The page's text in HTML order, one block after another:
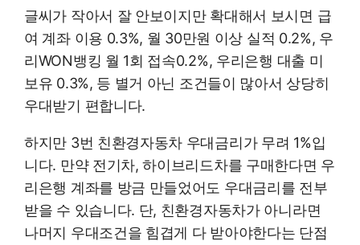
글씨가 작아서 잘 안보이지만 확대해서 보시면 급
여 계좌 이용 0.3%, 월 30만원 이상 실적 0.2%, 우
리WON뱅킹 월 1회 접속0.2%, 우리은행 대출 미
보유 0.3%, 등 별거 아닌 조건들이 많아서 상당히
우대받기 편합니다.
하지만 3번 친환경자동차 우대금리가 무려 1%입
니다. 만약 전기차, 하이브리드차를 구매한다면 우
리은행 계좌를 방금 만들었어도 우대금리를 전부
받을 수 있습니다. 단, 친환경자동차가 아니라면
나머지 우대조건을 힘겹게 다 받아야한다는 단점